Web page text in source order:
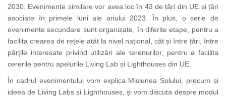
2030. Evenimente similare vor avea loc în 43 de țări din UE și țări
asociate în primele luni ale anului 2023. În plus, o serie de
evenimente secundare sunt organizate, în diferite etape, pentru a
facilita crearea de rețele atât la nivel național, cât și între țări, între
părțile interesate privind utilizări ale terenurilor, pentru a facilita
cererile pentru apelurile Living Lab și Lighthouses din UE.
În cadrul evenimentului vom explica Misiunea Solului, precum și
ideea de Living Labs și Lighthouses, și vom discuta despre modul